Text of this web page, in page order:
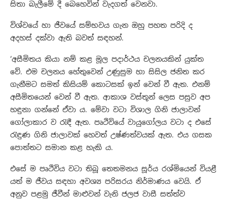
සිතා බැලීමේ දී බෙහෙවින් වැදගත් වෙනවා.
විශ්වයේ හා ජීවයේ සම්භවය ගැන ඔහු පහත පරිදි ද
අදහස් දක්වා ඇති බවත් සඳහන්.
‘අසීමිතය කියා නම් කළ මූල පදාර්ථය චලනයකින් යුක්ත
වේ. එම චලනය හේතුවෙන් උණුසුම හා සිසිල ජනිත කර
ගැනීමට සමත් කිසියම් කොටසක් ඉන් වෙන් වී ඇත. එනම්
අසීමිතයෙන් වෙන් වී ඇත. ආකාශ වස්තූන් ලෙස පසුව අප
හඳුනා ගන්නේ ඒවා ය. මේවා වටා විශාල ගිනි ජාලාවන්
ගෝලාකාර ව රැඳී ඇත. පෘථිවියේ වායුගෝලය වටා ද එසේ
රැඳුණ ගිනි ජාලාවක් හෙවත් උෂ්ණත්වයක් ඇත. එය ගසක
පොත්තට සමාන කළ හැකි ය.
එසේ ම පෘථිවිය වටා තිබූ තෙතමනය සූර්ය රශ්මියෙන් වියළී
යත් ම ජීවය සඳහා අවශ්‍ය පරිසරය නිර්මාණය වෙයි. ඒ
අනුව පළමු ජීවීන් මාළුවන් වැනි ජලජ වාසී සත්ත්ව